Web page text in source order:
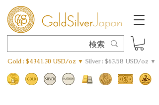
Gold : $4341.30 USD/oz ▼ Silver : $63.58 USD/oz ▼